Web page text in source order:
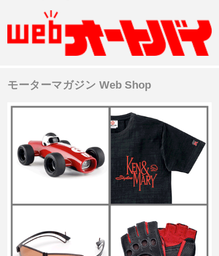
モーターマガジン Web Shop